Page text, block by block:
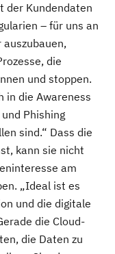
der Kundendaten
– für uns an
die
und stoppen.
in die Awareness
Phishing
sind.“ Dass die
kann sie nicht
am
„Ideal ist es
und die digitale
die Cloud-
die Daten zu